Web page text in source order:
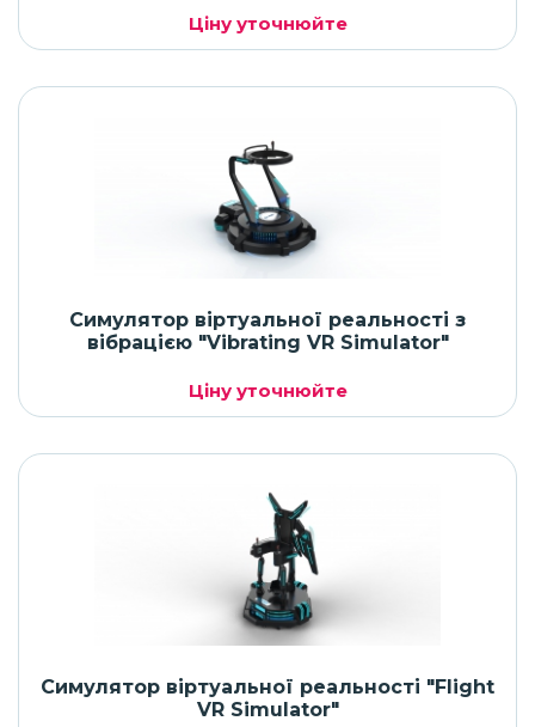
Ціну уточнюйте
Симулятор віртуальної реальності з
вібрацією "Vibrating VR Simulator"
Ціну уточнюйте
Симулятор віртуальної реальності "Flight
VR Simulator"